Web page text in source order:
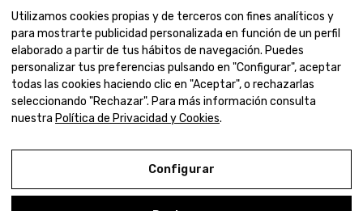
Nosotros
© 2000-2024 Amaya Joyeros
Utilizamos cookies propias y de terceros con fines analíticos y
para mostrarte publicidad personalizada en función de un perfil
elaborado a partir de tus hábitos de navegación. Puedes
personalizar tus preferencias pulsando en "Configurar", aceptar
todas las cookies haciendo clic en "Aceptar", o rechazarlas
seleccionando "Rechazar". Para más información consulta
nuestra Política de Privacidad y Cookies.
Configurar
Política de Privacidad y Cookies
Condiciones de compra